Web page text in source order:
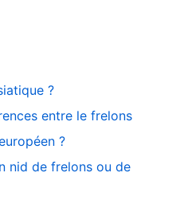
?
entre le frelons
?
nid de frelons ou de